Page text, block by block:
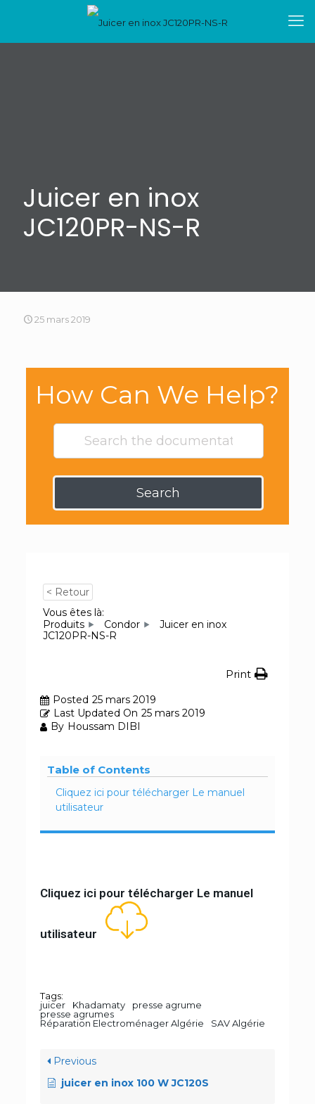
Juicer en inox
JC120PR-NS-R
25 mars 2019
How Can We Help?
Search
< Retour
Vous êtes là:
Produits
Condor
Juicer en inox
JC120PR-NS-R
Print
Posted 25 mars 2019
Last Updated On 25 mars 2019
By Houssam DIBI
Table of Contents
Cliquez ici pour télécharger Le manuel
utilisateur
Cliquez ici pour télécharger Le manuel
utilisateur
Tags:
juicer
Khadamaty
presse agrume
presse agrumes
Réparation Electroménager Algérie
SAV Algérie
Previous
juicer en inox 100 W JC120S